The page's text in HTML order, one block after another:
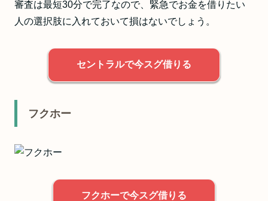
審査は最短30分で完了なので、緊急でお金を借りたい
人の選択肢に入れておいて損はないでしょう。
セントラルで今スグ借りる
フクホー
フクホーで今スグ借りる